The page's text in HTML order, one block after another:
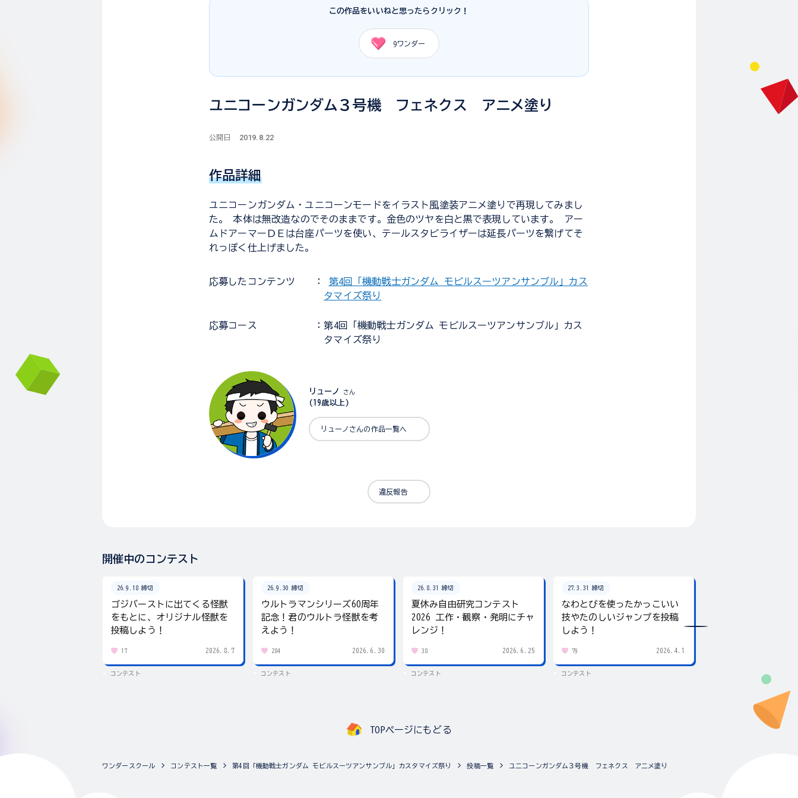
この作品をいいねと思ったらクリック！
9ワンダー
ユニコーンガンダム３号機 フェネクス アニメ塗り
公開日 2019.8.22
作品詳細
ユニコーンガンダム・ユニコーンモードをイラスト風塗装アニメ塗りで再現してみまし
た。 本体は無改造なのでそのままです。金色のツヤを白と黒で表現しています。 アー
ムドアーマーＤＥは台座パーツを使い、テールスタビライザーは延長パーツを繋げてそ
れっぽく仕上げました。
応募した コンテンツ ： 第4回「機動戦士ガンダム モビルスーツアンサンブル」カス
タマイズ祭り
応募コース
：第4回「機動戦士ガンダム モビルスーツアンサンブル」カス
タマイズ祭り
リューノ さん
(19歳以上)
リューノさんの作品一覧へ
違反報告
開催中のコンテスト
26.9.18 締切
ゴジバーストに出てくる怪獣
をもとに、オリジナル怪獣を
投稿しよう！
17 2026.8.7
コンテスト
26.9.30 締切
ウルトラマンシリーズ60周年
記念！君のウルトラ怪獣を考
えよう！
284 2026.6.30
コンテスト
26.8.31 締切
夏休み自由研究コンテスト
2026 工作・観察・発明にチャ
レンジ！
38 2026.6.25
コンテスト
27.3.31 締切
なわとびを使ったかっこいい
技やたのしいジャンプを投稿
しよう！
79 2026.4.1
コンテスト
TOPページにもどる
ワンダースクール コンテスト一覧 第4回「機動戦士ガンダム モビルスーツアンサンブル」カスタマイズ祭り 投稿一覧 ユニコーンガンダム３号機 フェネクス アニメ塗り